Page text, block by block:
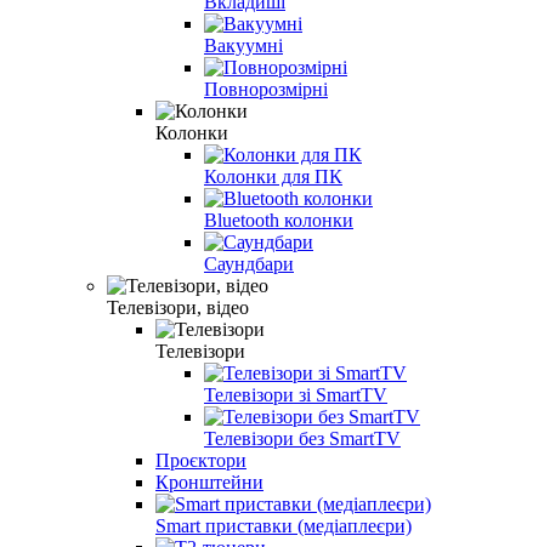
Вакуумні
Повнорозмірні
Колонки
Колонки для ПК
Bluetooth колонки
Саундбари
Телевізори, відео
Телевізори
Телевізори зі SmartTV
Телевізори без SmartTV
Проєктори
Кронштейни
Smart приставки (медіаплеєри)